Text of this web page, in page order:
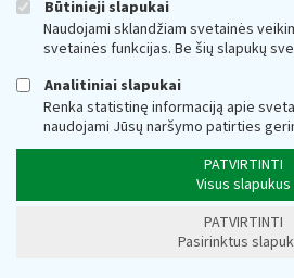
Būtinieji slapukai
Naudojami sklandžiam svetainės
svetainės funkcijas. Be šių slapukų
Analitiniai slapukai
Renka statistinę informaciją apie
naudojami Jūsų naršymo patirties
PATVIRTINTI
Visus slapukus
PATVIRTINTI
Pasirinktus